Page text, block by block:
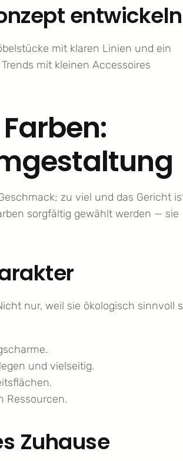
entwickeln
mit klaren Linien und ein
mit kleinen Accessoires
zu viel und das Gericht
sorgfältig gewählt werden — sie
nur, weil sie ökologisch sinnvoll
und vielseitig.
Ressourcen.
Zuhause